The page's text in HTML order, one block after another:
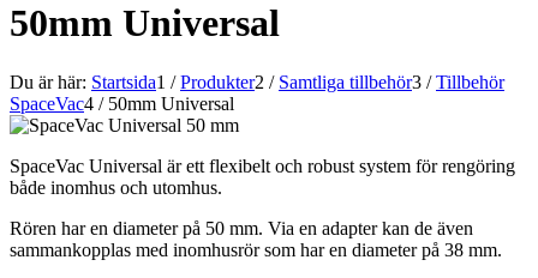
50mm Universal
Du är här: Startsida1 / Produkter2 / Samtliga tillbehör3 / Tillbehör
SpaceVac4 / 50mm Universal
SpaceVac Universal är ett flexibelt och robust system för rengöring
både inomhus och utomhus.
Rören har en diameter på 50 mm. Via en adapter kan de även
sammankopplas med inomhusrör som har en diameter på 38 mm.